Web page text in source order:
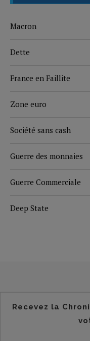
Macron
Dette
France en Faillite
Zone euro
Société sans cash
Guerre des monnaies
Guerre Commerciale
Deep State
Recevez la